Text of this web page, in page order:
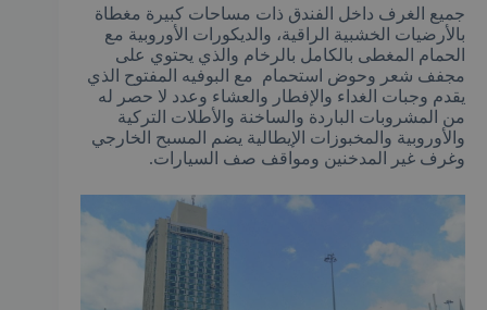
جميع الغرف داخل الفندق ذات مساحات كبيرة مغطاة
بالأرضيات الخشبية الراقية، والديكورات الأوروبية مع
الحمام المغطى بالكامل بالرخام والذي يحتوي على
مجفف شعر وحوض استحمام مع البوفيه المفتوح الذي
يقدم وجبات الغداء والإفطار والعشاء وعدد لا حصر له
من المشروبات الباردة والساخنة والأطلات التركية
والأوروبية والمخبوزات الإيطالية يضم المسبح الخارجي
وغرف غير المدخنين ومواقف صف السيارات.